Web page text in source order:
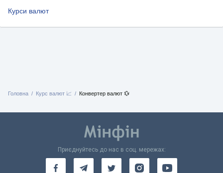
Курси валют
Головна Курс валют 📈 Конвертер валют 💱
Приєднуйтесь до нас в соц. мережах: